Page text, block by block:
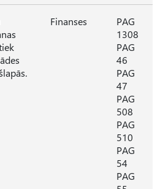
Finanses
PAG
1308
PAG
46
PAG
47
PAG
508
PAG
510
PAG
54
PAG